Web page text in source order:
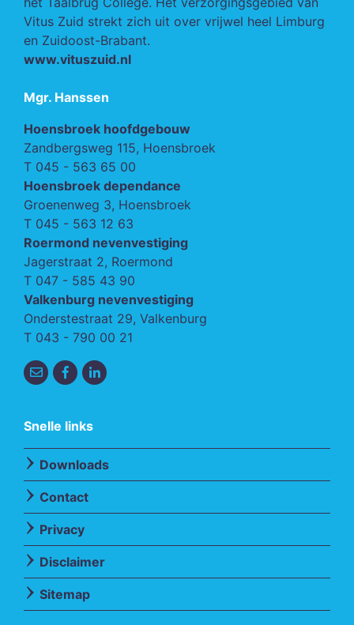
Vitus Zuid strekt zich uit over vrijwel heel Limburg
en Zuidoost-Brabant.
www.vituszuid.nl
Mgr. Hanssen
Hoensbroek hoofdgebouw
Zandbergsweg 115, Hoensbroek
T 045 - 563 65 00
Hoensbroek dependance
Groenenweg 3, Hoensbroek
T 045 - 563 12 63
Roermond nevenvestiging
Jagerstraat 2, Roermond
T 047 - 585 43 90
Valkenburg nevenvestiging
Onderstestraat 29, Valkenburg
T 043 - 790 00 21
Snelle links
Downloads
Contact
Privacy
Disclaimer
Sitemap